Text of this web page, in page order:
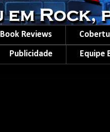
Book Reviews
Publicidade Equipe